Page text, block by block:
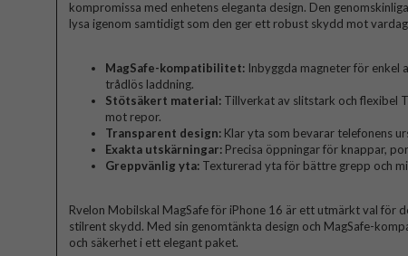
kompromissa med enhetens eleganta design. Den
lysa igenom samtidigt som den ger ett robust skydd mot
MagSafe-kompatibilitet: Inbyggda magneter för enkel
trådlös laddning.
Stötsäkert material: Tillverkat av slitstark och flexibel
mot repor.
Transparent design: Klar yta som bevarar telefonens
Exakta utskärningar: Precisa öppningar för knappar,
Greppvänlig yta: Texturerad yta för bättre grepp och
Rvelon Mobilskal MagSafe för iPhone 16 är ett utmärkt val för
stilrent skydd. Med sin genomtänkta design och MagSafe-
och säkerhet i ett elegant paket.